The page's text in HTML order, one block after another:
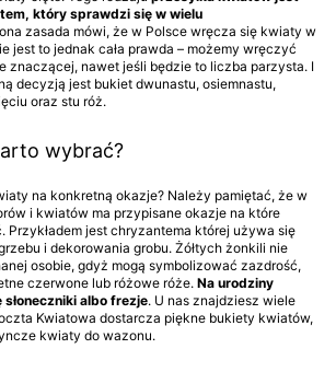
który sprawdzi się w wielu
zasada mówi, że w Polsce wręcza się kwiaty w
jest to jednak cała prawda – możemy wręczyć
znaczącej, nawet jeśli będzie to liczba parzysta. I
decyzją jest bukiet dwunastu, osiemnastu,
oraz stu róż.
wybrać?
na konkretną okazje? Należy pamiętać, że w
i kwiatów ma przypisane okazje na które
Przykładem jest chryzantema której używa się
i dekorowania grobu. Żółtych żonkili nie
osobie, gdyż mogą symbolizować zazdrość,
czerwone lub różowe róże. Na urodziny
albo frezje. U nas znajdziesz wiele
Kwiatowa dostarcza piękne bukiety kwiatów,
kwiaty do wazonu.